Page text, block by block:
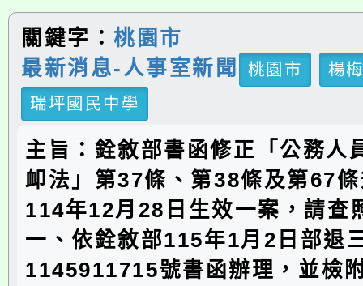
關鍵字：桃園市
最新消息-人事室新聞
桃園市
楊
瑞坪國民中學
主旨：銓敘部書函修正「公務人
卹法」第37條、第38條及第67
114年12月28日生效一案，請查
一、依銓敘部115年1月2日部退
1145911715號書函辦理，並檢